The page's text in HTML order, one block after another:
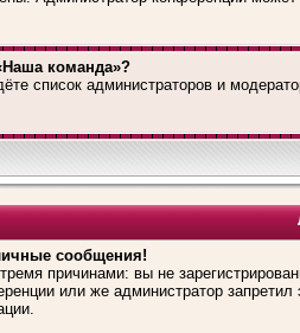
команда»?
список администраторов и
сообщения!
причинами: вы не
или же администратор